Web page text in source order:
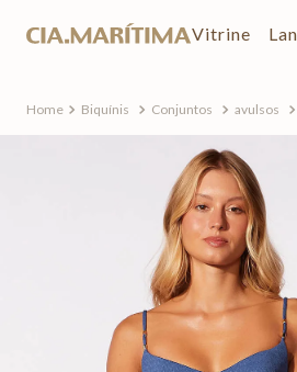
Vitrine
Biquínis Conjuntos avulsos